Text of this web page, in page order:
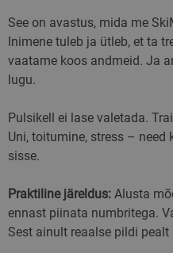
See on avastus, mida me
Inimene tuleb ja ütleb, et ta
vaatame koos andmeid. Ja
lugu.
Pulsikell ei lase valetada.
Uni, toitumine, stress –
sisse.
Praktiline järeldus: Alusta
ennast piinata numbritega.
Sest ainult reaalse pildi